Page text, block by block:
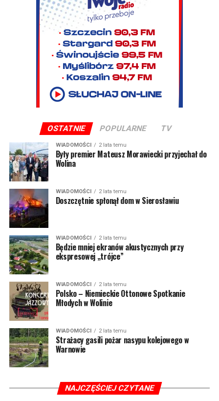
OSTATNIE POPULARNE TV
WIADOMOŚCI 2 lata temu
Były premier Mateusz Morawiecki przyjechał do
Wolina
WIADOMOŚCI 2 lata temu
Doszczętnie spłonął dom w Sierosławiu
WIADOMOŚCI 2 lata temu
Będzie mniej ekranów akustycznych przy
ekspresowej „trójce”
WIADOMOŚCI 2 lata temu
Polsko – Niemieckie Ottonowe Spotkanie
Młodych w Wolinie
WIADOMOŚCI 2 lata temu
Strażacy gasili pożar nasypu kolejowego w
Warnowie
NAJCZĘŚCIEJ CZYTANE